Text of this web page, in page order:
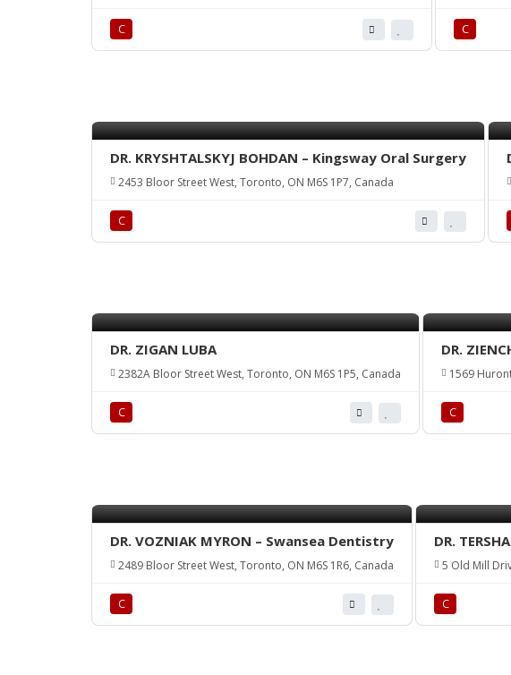
С С
DR. KRYSHTALSKYJ BOHDAN – Kingsway Oral Surgery
2453 Bloor Street West, Toronto, ON M6S 1P7, Canada
С
DR. ZIGAN LUBA
2382A Bloor Street West, Toronto, ON M6S 1P5, Canada
С
DR.
1569
С
DR. VOZNIAK MYRON – Swansea Dentistry
2489 Bloor Street West, Toronto, ON M6S 1R6, Canada
С
DR.
5 Old Mill
С